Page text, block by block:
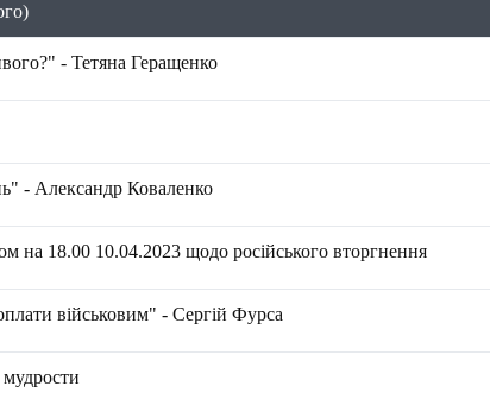
- Тетяна Геращенко
- Александр Коваленко
на 18.00 10.04.2023 щодо російського вторгнення
військовим" - Сергій Фурса